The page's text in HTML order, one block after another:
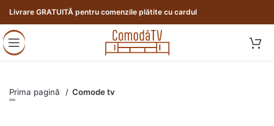
Livrare GRATUITĂ pentru comenzile plătite cu cardul
Prima pagină Comode tv